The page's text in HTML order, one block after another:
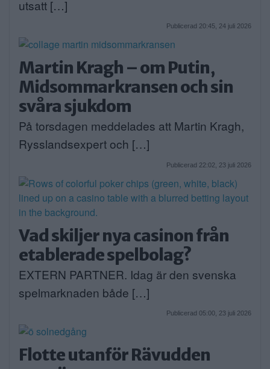
utsatt […]
Publicerad 20:45, 24 juli 2026
Martin Kragh – om Putin,
Midsommarkransen och sin
svåra sjukdom
På torsdagen meddelades att Martin Kragh,
Rysslandsexpert och […]
Publicerad 22:02, 23 juli 2026
Vad skiljer nya casinon från
etablerade spelbolag?
EXTERN PARTNER. Idag är den svenska
spelmarknaden både […]
Publicerad 05:00, 23 juli 2026
Flotte utanför Rävudden